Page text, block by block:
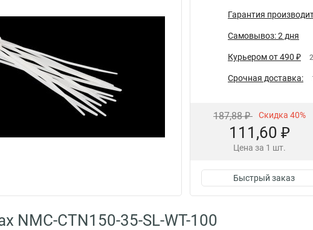
Гарантия
Самовывоз: 2 дня
Курьером от 490 ₽
Срочная доставка:
187,88 ₽ Скидка 40%
111,60 ₽
Цена за 1 шт.
Быстрый заказ
NMC-CTN150-35-SL-WT-100